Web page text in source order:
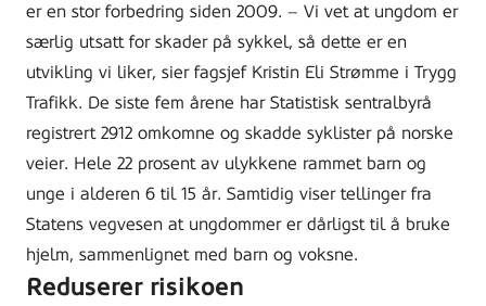
er en stor forbedring siden 2009. – Vi vet at ungdom er
særlig utsatt for skader på sykkel, så dette er en
utvikling vi liker, sier fagsjef Kristin Eli Strømme i Trygg
Trafikk. De siste fem årene har Statistisk sentralbyrå
registrert 2912 omkomne og skadde syklister på norske
veier. Hele 22 prosent av ulykkene rammet barn og
unge i alderen 6 til 15 år. Samtidig viser tellinger fra
Statens vegvesen at ungdommer er dårligst til å bruke
hjelm, sammenlignet med barn og voksne.
Reduserer risikoen